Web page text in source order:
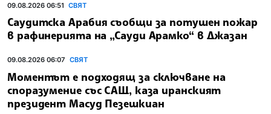
09.08.2026 06:51 СВЯТ
Саудитска Арабия съобщи за потушен пожар
в рафинерията на „Сауди Арамко“ в Джазан
09.08.2026 06:07 СВЯТ
Моментът е подходящ за сключване на
споразумение със САЩ, каза иранският
президент Масуд Пезешкиан